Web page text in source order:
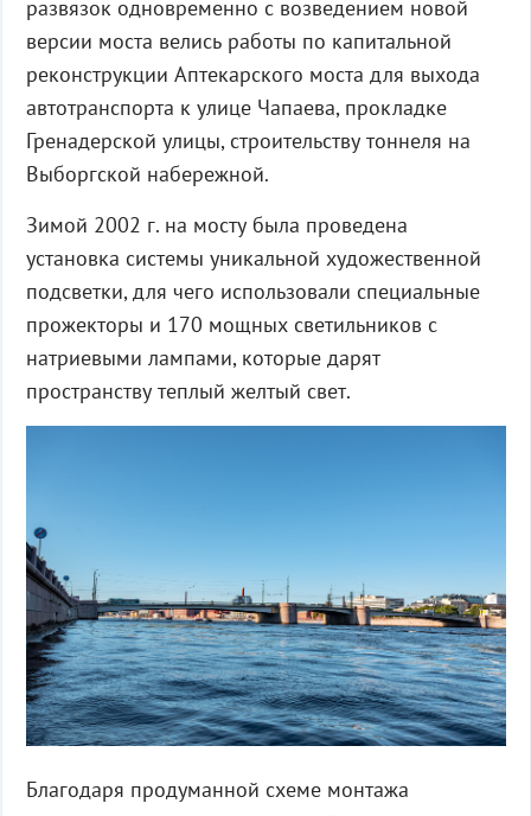
развязок одновременно с возведением новой
версии моста велись работы по капитальной
реконструкции Аптекарского моста для выхода
автотранспорта к улице Чапаева, прокладке
Гренадерской улицы, строительству тоннеля на
Выборгской набережной.
Зимой 2002 г. на мосту была проведена
установка системы уникальной художественной
подсветки, для чего использовали специальные
прожекторы и 170 мощных светильников с
натриевыми лампами, которые дарят
пространству теплый желтый свет.
Благодаря продуманной схеме монтажа